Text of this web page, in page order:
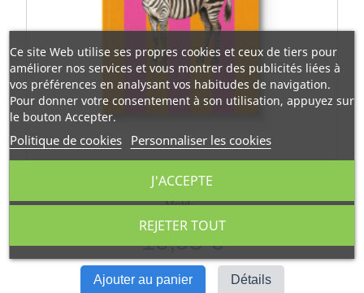
Carnet De Notes A5 ( 178 P ) À Reliure Parfaite Et
Motif...
10,95 €
Ajouter au panier Détails
Ce site Web utilise ses propres cookies et ceux de tiers pour
améliorer nos services et vous montrer des publicités liées à
vos préférences en analysant vos habitudes de navigation.
Pour donner votre consentement à son utilisation, appuyez sur
le bouton Accepter.
Politique de cookies Personnaliser les cookies
REJETER TOUT
J'ACCEPTE